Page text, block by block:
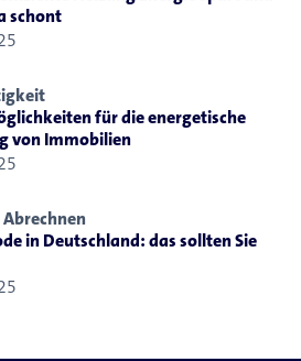
schont
für die energetische
von Immobilien
in Deutschland: das sollten Sie